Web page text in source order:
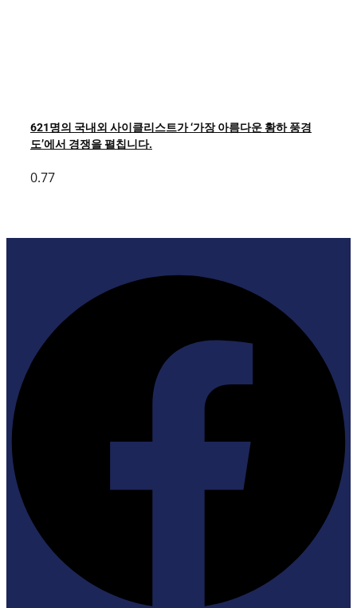
621명의 국내외 사이클리스트가 ‘가장 아름다운 황하 풍경
도’에서 경쟁을 펼칩니다.